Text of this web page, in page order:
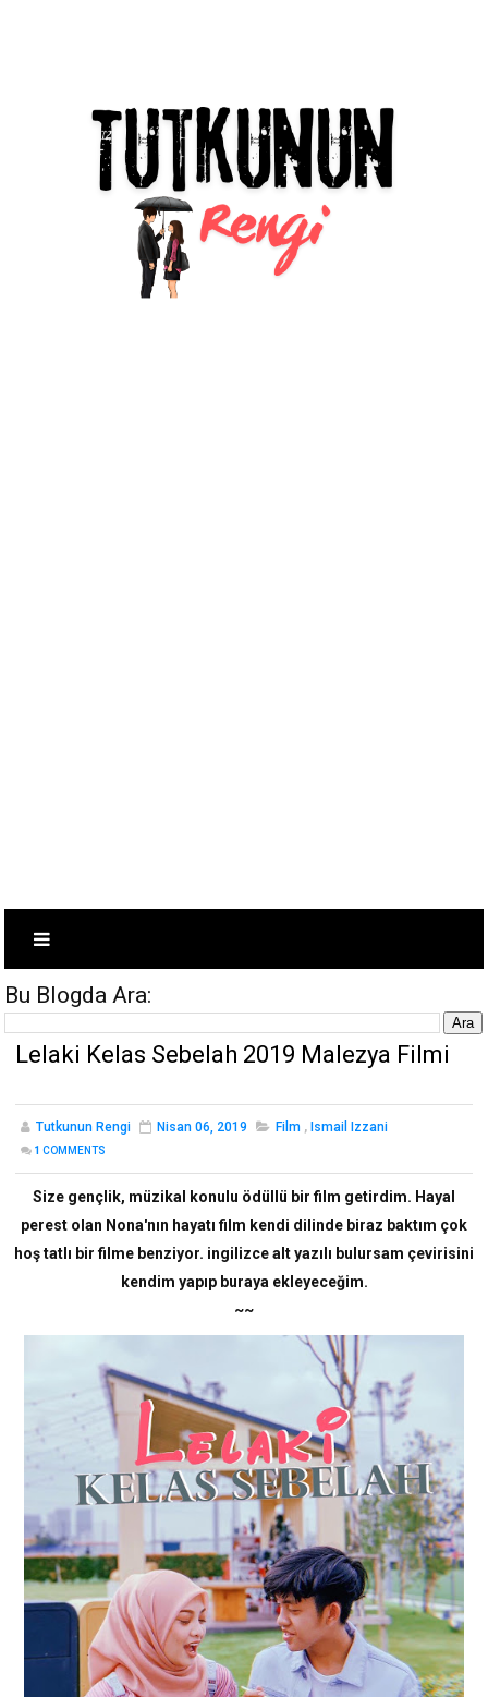
Bu Blogda Ara:
Lelaki Kelas Sebelah 2019 Malezya Filmi
Tutkunun Rengi Nisan 06, 2019 Film , Ismail Izzani
1COMMENTS
Size gençlik, müzikal konulu ödüllü bir film getirdim. Hayal
perest olan Nona'nın hayatı film kendi dilinde biraz baktım çok
hoş tatlı bir filme benziyor. ingilizce alt yazılı bulursam çevirisini
kendim yapıp buraya ekleyeceğim.
~~